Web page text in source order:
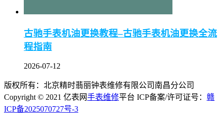
古驰手表机油更换教程–古驰手表机油更换全流
程指南
2026-07-12
版权所有：北京精时翡丽钟表维修有限公司南昌分公司
Copyright © 2021 亿表网手表维修平台 ICP备案/许可证号： 赣
ICP备2025070727号-3